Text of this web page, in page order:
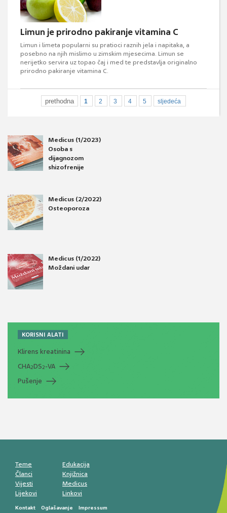
Limun je prirodno pakiranje vitamina C
Limun i limeta popularni su pratioci raznih jela i napitaka, a
posebno na njih mislimo u zimskim mjesecima. Limun se
nerijetko servira uz topao čaj i med te predstavlja originalno
prirodno pakiranje vitamina C.
prethodna 1 2 3 4 5 sljedeća
Medicus (1/2023)
Osoba s
dijagnozom
shizofrenije
Medicus (2/2022)
Osteoporoza
Medicus (1/2022)
Moždani udar
KORISNI ALATI
Klirens kreatinina
CHA2DS2-VA
Pušenje
Teme
Članci
Vijesti
Lijekovi
Edukacija
Knjižnica
Medicus
Linkovi
Kontakt Oglašavanje Impressum